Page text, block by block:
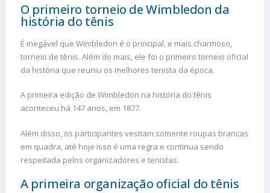
O primeiro torneio de Wimbledon da
história do tênis
É inegável que Wimbledon é o principal, e mais charmoso,
torneio de tênis. Além do mais, ele foi o primeiro torneio oficial
da história que reuniu os melhores tenista da época.
A primeira edição de Wimbledon na história do tênis
aconteceu há 147 anos, em 1877.
Além disso, os participantes vestiam somente roupas brancas
em quadra, até hoje isso é uma regra e continua sendo
respeitada pelos organizadores e tenistas.
A primeira organização oficial do tênis